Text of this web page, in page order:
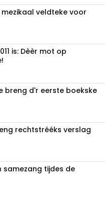
mezikaal veldteke voor
is: Dèèr mot op
breng d'r eerste boekske
rechtstrééks verslag
samezang tijdes de